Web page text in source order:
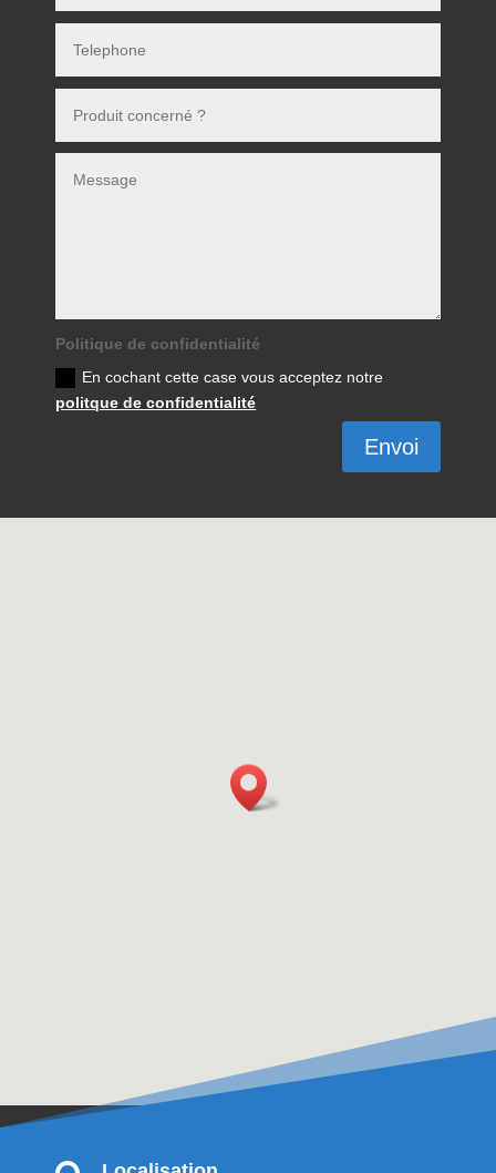
Politique de confidentialité
En cochant cette case vous acceptez notre
politque de confidentialité
Envoi